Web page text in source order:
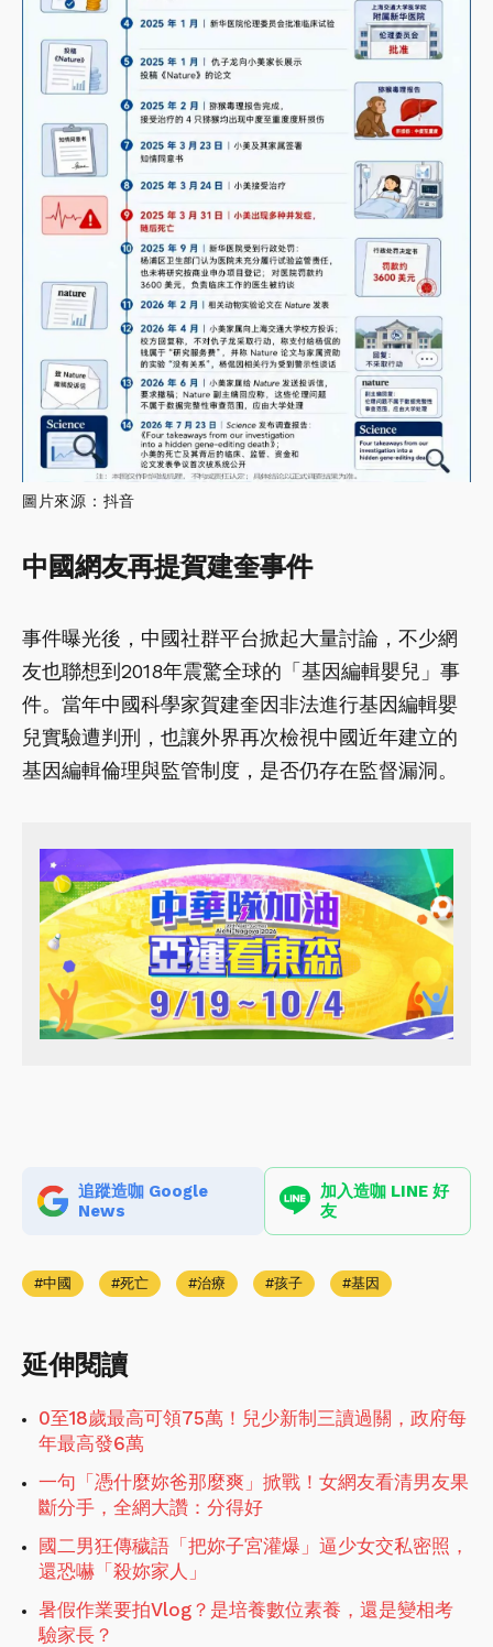
圖片來源：抖音
中國網友再提賀建奎事件
事件曝光後，中國社群平台掀起大量討論，不少網
友也聯想到2018年震驚全球的「基因編輯嬰兒」事
件。當年中國科學家賀建奎因非法進行基因編輯嬰
兒實驗遭判刑，也讓外界再次檢視中國近年建立的
基因編輯倫理與監管制度，是否仍存在監督漏洞。
追蹤造咖 Google
News
加入造咖 LINE 好
友
中國 死亡 治療 孩子 基因
延伸閱讀
0至18歲最高可領75萬！兒少新制三讀過關，政府每
年最高發6萬
一句「憑什麼妳爸那麼爽」掀戰！女網友看清男友果
斷分手，全網大讚：分得好
國二男狂傳穢語「把妳子宮灌爆」逼少女交私密照，
還恐嚇「殺妳家人」
暑假作業要拍Vlog？是培養數位素養，還是變相考
驗家長？